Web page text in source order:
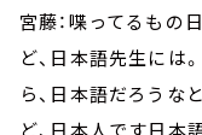
宮藤：喋ってるもの
ど、日本語先生には
ら、日本語だろうな
ど、日本人です日本